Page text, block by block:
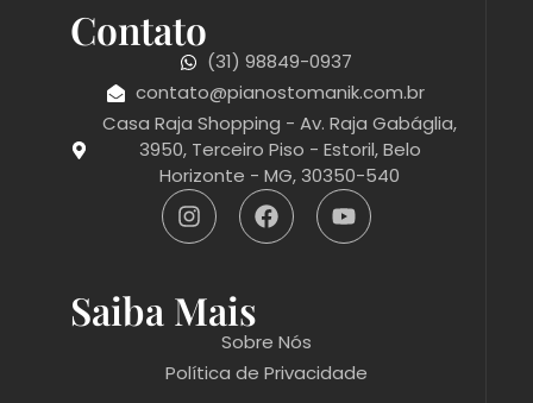
Contato
(31) 98849-0937
contato@pianostomanik.com.br
Casa Raja Shopping - Av. Raja Gabáglia,
3950, Terceiro Piso - Estoril, Belo
Horizonte - MG, 30350-540
Saiba Mais
Sobre Nós
Política de Privacidade